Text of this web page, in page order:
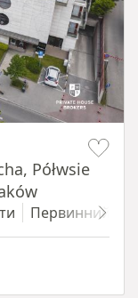
Półwsie
Первинний